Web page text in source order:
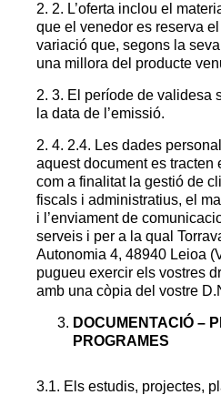
2. 2. L’oferta inclou el
que el venedor es reserva
variació que, segons la
una millora del producte
2. 3. El període de validesa
la data de l’emissió.
2. 4. 2.4. Les dades
aquest document es tracten
com a finalitat la gestió de
fiscals i administratius, el
i l’enviament de
serveis i per a la qual
Autonomia 4, 48940 Leioa
pugueu exercir els vostres
amb una còpia del vostre
DOCUMENTACIÓ –
PROGRAMES
3.1. Els estudis, projectes,